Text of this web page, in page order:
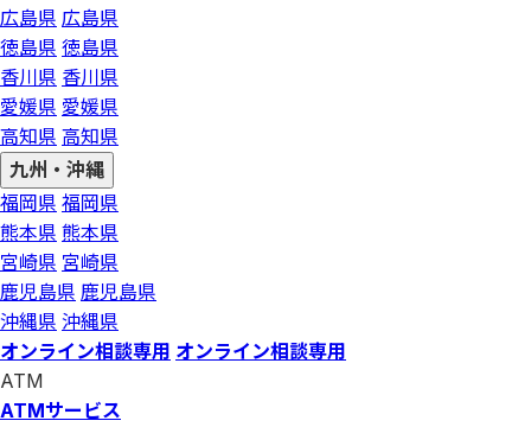
広島県 広島県
徳島県 徳島県
香川県 香川県
愛媛県 愛媛県
高知県 高知県
九州・沖縄
福岡県 福岡県
熊本県 熊本県
宮崎県 宮崎県
鹿児島県 鹿児島県
沖縄県 沖縄県
オンライン相談専用 オンライン相談専用
ATM
ATMサービス